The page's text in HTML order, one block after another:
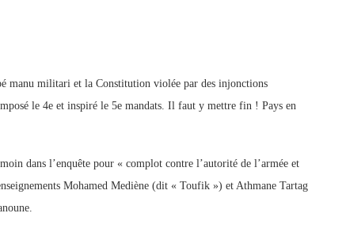
manu militari et la Constitution violée par des injonctions
le 4e et inspiré le 5e mandats. Il faut y mettre fin ! Pays en
dans l’enquête pour « complot contre l’autorité de l’armée et
Mohamed Mediène (dit « Toufik ») et Athmane Tartag